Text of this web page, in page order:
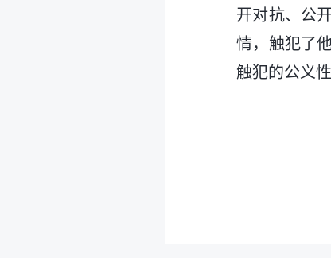
开对抗、公
情，触犯了
触犯的公义性